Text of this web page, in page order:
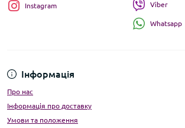
Інформація
Про нас
Інформація про доставку
Умови та положення
Instagram Viber
Whatsapp